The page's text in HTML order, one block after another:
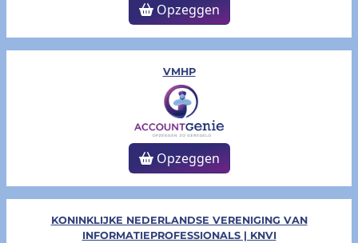
Opzeggen
VMHP
Opzeggen
KONINKLIJKE NEDERLANDSE VERENIGING VAN
INFORMATIEPROFESSIONALS | KNVI